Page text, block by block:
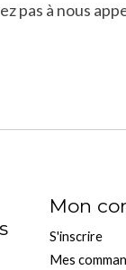
pas à nous
Mon
S'inscrire
Mes